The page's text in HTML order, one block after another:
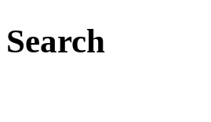
Search